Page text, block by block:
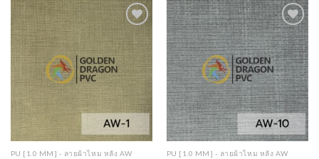
Add to
Wishlist
PU [1.0 MM] - ลายผ้าไหม หลัง AW
Add to
Wishlist
PU [1.0 MM] - ลายผ้าไหม หลัง AW